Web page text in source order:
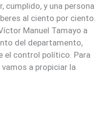
cumplido, y una persona
al ciento por ciento.
Manuel Tamayo a
del departamento,
el control político. Para
a propiciar la